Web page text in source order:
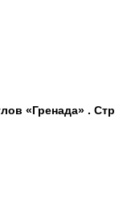
«Гренада» . Стр